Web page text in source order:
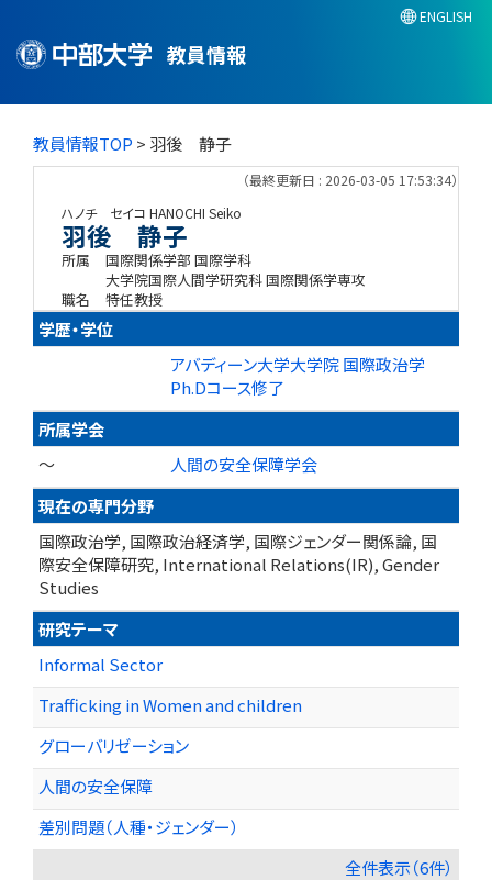
教員情報
ENGLISH
教員情報TOP > 羽後 静子
（最終更新日 : 2026-03-05 17:53:34）
ハノチ セイコ HANOCHI Seiko
羽後 静子
所属
国際関係学部 国際学科
大学院国際人間学研究科 国際関係学専攻
職名
特任教授
学歴・学位
アバディーン大学大学院 国際政治学
Ph.Dコース修了
所属学会
～
人間の安全保障学会
現在の専門分野
国際政治学, 国際政治経済学, 国際ジェンダー関係論, 国
際安全保障研究, International Relations(IR), Gender
Studies
研究テーマ
Informal Sector
Trafficking in Women and children
グローバリゼーション
人間の安全保障
差別問題（人種・ジェンダー）
全件表示（6件）